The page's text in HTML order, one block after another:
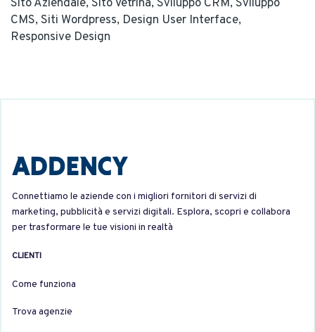
Sito Aziendale, Sito Vetrina, Sviluppo CRM, Sviluppo
CMS, Siti Wordpress, Design User Interface,
Responsive Design
Connettiamo le aziende con i migliori fornitori di servizi di
marketing, pubblicità e servizi digitali. Esplora, scopri e collabora
per trasformare le tue visioni in realtà
CLIENTI
Come funziona
Trova agenzie